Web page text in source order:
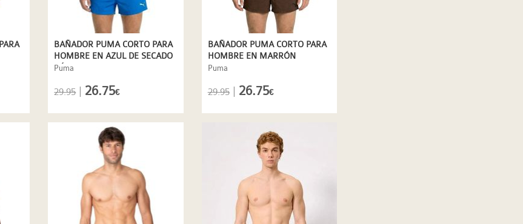
BAÑADOR PUMA CORTO PARA
HOMBRE EN AZUL DE SECADO
RÁPIDO
Puma
29.95| 26.75€
BAÑADOR PUMA CORTO PARA
HOMBRE EN MARRÓN
CHOCOLATE DE SECADO
Puma
29.95| 26.75€